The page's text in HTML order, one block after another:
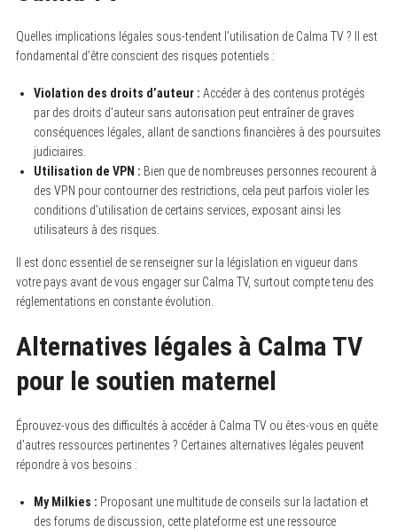
Quelles implications légales sous-tendent l’utilisation de Calma TV ? Il est
fondamental d’être conscient des risques potentiels :
Violation des droits d’auteur : Accéder à des contenus protégés
par des droits d’auteur sans autorisation peut entraîner de graves
conséquences légales, allant de sanctions financières à des poursuites
judiciaires.
Utilisation de VPN : Bien que de nombreuses personnes recourent à
des VPN pour contourner des restrictions, cela peut parfois violer les
conditions d’utilisation de certains services, exposant ainsi les
utilisateurs à des risques.
Il est donc essentiel de se renseigner sur la législation en vigueur dans
votre pays avant de vous engager sur Calma TV, surtout compte tenu des
réglementations en constante évolution.
Alternatives légales à Calma TV
pour le soutien maternel
Éprouvez-vous des difficultés à accéder à Calma TV ou êtes-vous en quête
d’autres ressources pertinentes ? Certaines alternatives légales peuvent
répondre à vos besoins :
My Milkies : Proposant une multitude de conseils sur la lactation et
des forums de discussion, cette plateforme est une ressource